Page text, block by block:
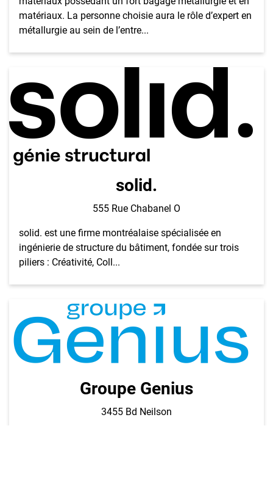
matériaux. La personne choisie aura le rôle d’expert en
métallurgie au sein de l’entre...
solid.
555 Rue Chabanel O
solid. est une firme montréalaise spécialisée en
ingénierie de structure du bâtiment, fondée sur trois
piliers : Créativité, Coll...
Groupe Genius
3455 Bd Neilson